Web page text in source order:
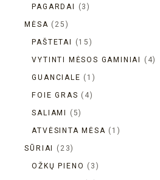
PAGARDAI
3
MĖSA
25
PAŠTETAI
15
VYTINTI MĖSOS GAMINIAI
4
GUANCIALE
1
FOIE GRAS
4
SALIAMI
5
ATVĖSINTA MĖSA
1
SŪRIAI
23
OŽKŲ PIENO
3